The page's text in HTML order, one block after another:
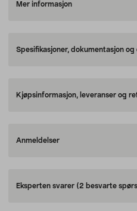
Mer informasjon
Spesifikasjoner, dokumentasjon
Kjøpsinformasjon, leveranser og
Anmeldelser
Eksperten svarer (2 besvarte